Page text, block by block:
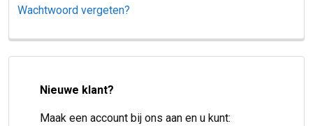
Wachtwoord vergeten?
Nieuwe klant?
Maak een account bij ons aan en u kunt: